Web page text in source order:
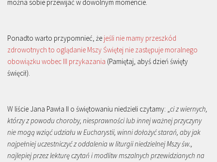
można sobie przewijać w dowolnym momencie.
Ponadto warto przypomnieć, że jeśli nie mamy przeszkód
zdrowotnych to oglądanie Mszy Świętej nie zastępuje moralnego
obowiązku wobec III przykazania (Pamiętaj, abyś dzień święty
święcił).
W liście Jana Pawła II o świętowaniu niedzieli czytamy: „ci z wiernych,
którzy z powodu choroby, niesprawności lub innej ważnej przyczyny
nie mogą wziąć udziału w Eucharystii, winni dołożyć starań, aby jak
najpełniej uczestniczyć z oddalenia w liturgii niedzielnej Mszy św.,
najlepiej przez lekturę czytań i modlitw mszalnych przewidzianych na